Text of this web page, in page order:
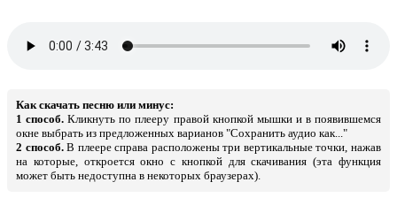
Как скачать песню или минус:
1 способ. Кликнуть по плееру правой кнопкой мышки и в появившемся
окне выбрать из предложенных варианов "Сохранить аудио как..."
2 способ.В плеере справа расположены три вертикальные точки, нажав
на которые, откроется окно с кнопкой для скачивания (эта функция
может быть недоступна в некоторых браузерах).